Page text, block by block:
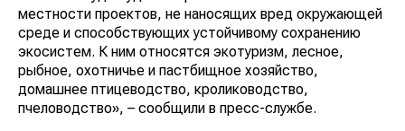
местности проектов, не наносящих вред окружающей
среде и способствующих устойчивому сохранению
экосистем. К ним относятся экотуризм, лесное,
рыбное, охотничье и пастбищное хозяйство,
домашнее птицеводство, кролиководство,
пчеловодство», – сообщили в пресс-службе.